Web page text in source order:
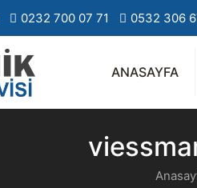
0232 700 07 71 0532 306
ANASAYFA